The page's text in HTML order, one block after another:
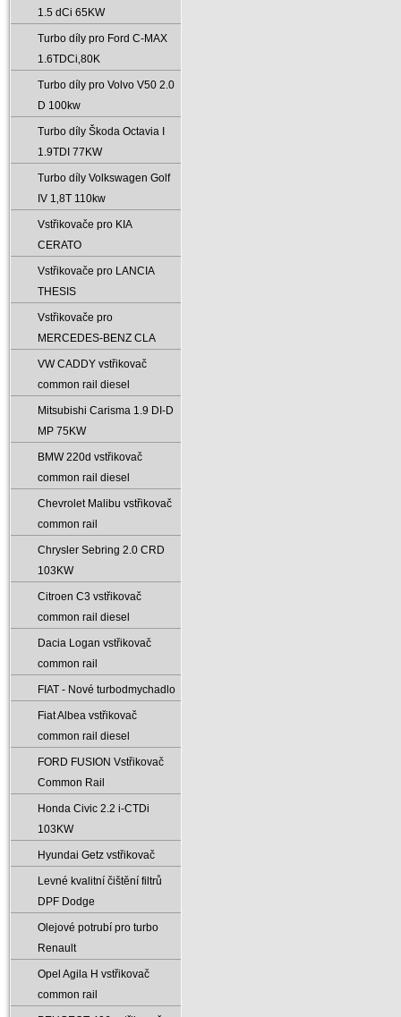
1.5 dCi 65KW
Turbo díly pro Ford C-MAX
1.6TDCi‚80K
Turbo díly pro Volvo V50 2.0
D 100kw
Turbo díly Škoda Octavia I
1.9TDI 77KW
Turbo díly Volkswagen Golf
IV 1‚8T 110kw
Vstřikovače pro KIA
CERATO
Vstřikovače pro LANCIA
THESIS
Vstřikovače pro
MERCEDES-BENZ CLA
VW CADDY vstřikovač
common rail diesel
Mitsubishi Carisma 1.9 DI-D
MP 75KW
BMW 220d vstřikovač
common rail diesel
Chevrolet Malibu vstřikovač
common rail
Chrysler Sebring 2.0 CRD
103KW
Citroen C3 vstřikovač
common rail diesel
Dacia Logan vstřikovač
common rail
FIAT - Nové turbodmychadlo
Fiat Albea vstřikovač
common rail diesel
FORD FUSION Vstřikovač
Common Rail
Honda Civic 2.2 i-CTDi
103KW
Hyundai Getz vstřikovač
Levné kvalitní čištění filtrů
DPF Dodge
Olejové potrubí pro turbo
Renault
Opel Agila H vstřikovač
common rail